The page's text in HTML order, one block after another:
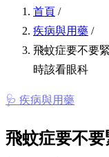
首頁 /
疾病與用藥 /
飛蚊症要不要
時該看眼科
🩺 疾病與用藥
飛蚊症要不